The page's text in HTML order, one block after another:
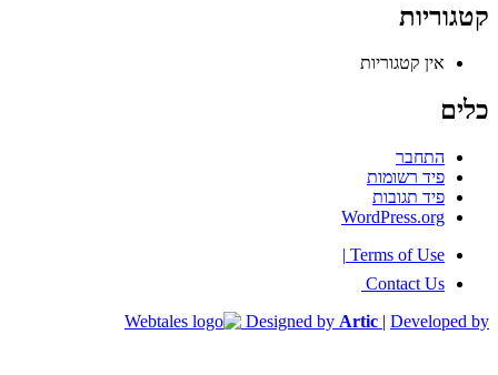
קטגוריות
אין קטגוריות
כלים
התחבר
פיד רשומות
פיד תגובות
WordPress.org
Terms of Use
|
Contact Us
Designed by Artic | Developed by